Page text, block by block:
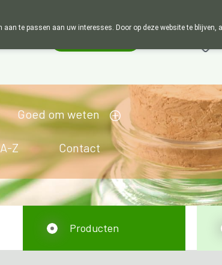
Goed om weten
Z Contact
Producten
te passen aan uw interesses. Door op deze website te blijven,